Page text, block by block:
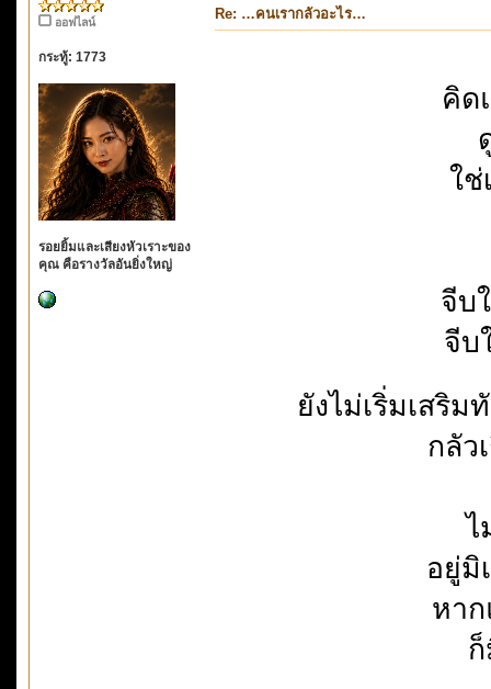
ออฟไลน์
กระทู้: 1773
รอยยิ้มและเสียงหัวเราะของ
คุณ คือรางวัลอันยิ่งใหญ่
Re: …คนเรากลัวอะไร…
คิด
ใช่
จีบ
จีบ
ยังไม่เริ่มเสริ
กลัว
ไ
อยู่มิ
หา